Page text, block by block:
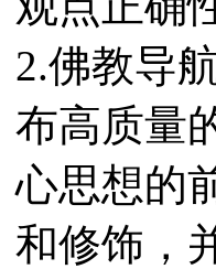
2.佛教导
布高质量
心思想的
和修饰，